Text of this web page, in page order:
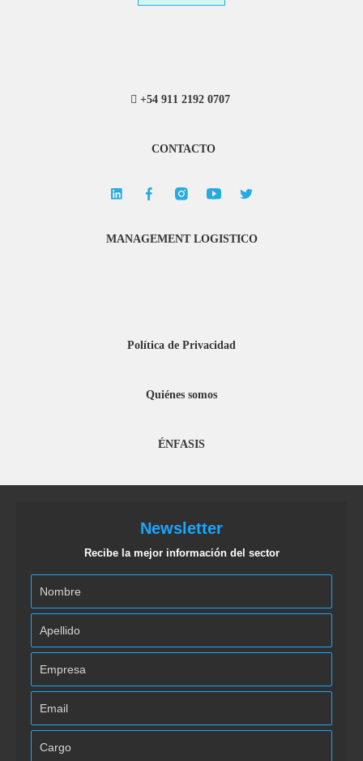
+54 911 2192 0707
CONTACTO
MANAGEMENT LOGISTICO
Política de Privacidad
Quiénes somos
ÉNFASIS
Newsletter
Recibe la mejor información del sector